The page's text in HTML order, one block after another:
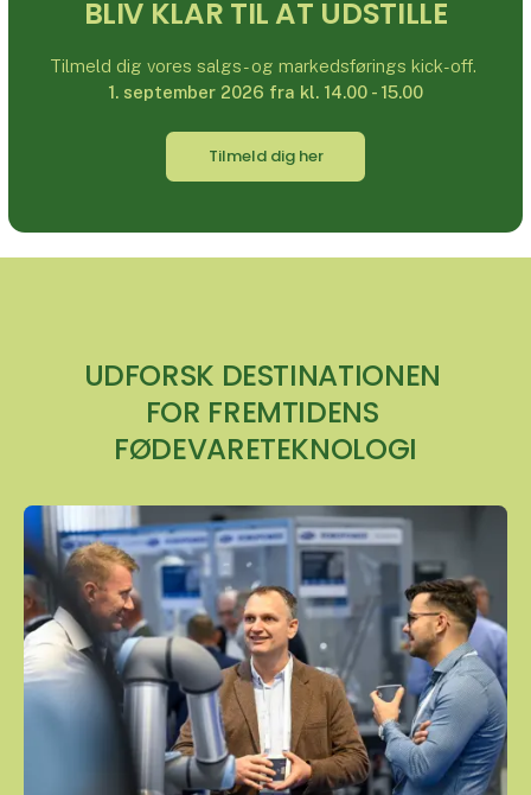
BLIV KLAR TIL AT UDSTILLE
Tilmeld dig vores salgs- og markedsførings kick-off.
1. september 2026 fra kl. 14.00 - 15.00
Tilmeld dig her
UDFORSK DESTINATIONEN
FOR FREMTIDENS
FØDEVARETEKNOLOGI